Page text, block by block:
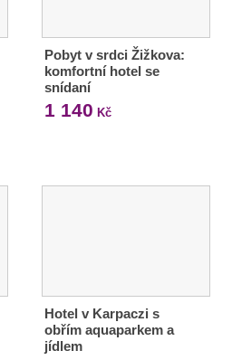
Pobyt v srdci Žižkova:
komfortní hotel se
snídaní
1 140 Kč
Hotel v Karpaczi s
obřím aquaparkem a
jídlem